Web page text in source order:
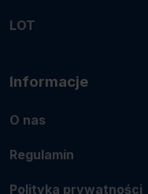
LOT
Informacje
O nas
Regulamin
Polityka prywatności